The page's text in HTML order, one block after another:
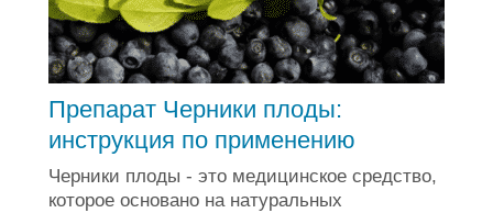
Препарат Черники плоды:
инструкция по применению
Черники плоды - это медицинское средство,
которое основано на натуральных